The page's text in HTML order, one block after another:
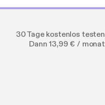
30 Tage kostenlos testen
Dann 13,99 € / monat